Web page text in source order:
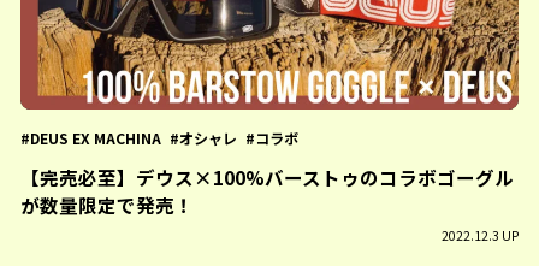
DEUS EX MACHINA オシャレ コラボ
【完売必至】デウス×100%バーストゥのコラボゴーグル
が数量限定で発売！
2022.12.3 UP